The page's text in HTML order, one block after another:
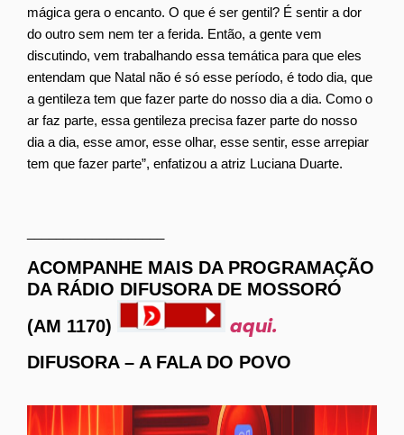
mágica gera o encanto. O que é ser gentil? É sentir a dor
do outro sem nem ter a ferida. Então, a gente vem
discutindo, vem trabalhando essa temática para que eles
entendam que Natal não é só esse período, é todo dia, que
a gentileza tem que fazer parte do nosso dia a dia. Como o
ar faz parte, essa gentileza precisa fazer parte do nosso
dia a dia, esse amor, esse olhar, esse sentir, esse arrepiar
tem que fazer parte”, enfatizou a atriz Luciana Duarte.
ACOMPANHE MAIS DA PROGRAMAÇÃO
DA RÁDIO DIFUSORA DE MOSSORÓ
(AM 1170)
aqui.
DIFUSORA – A FALA DO POVO